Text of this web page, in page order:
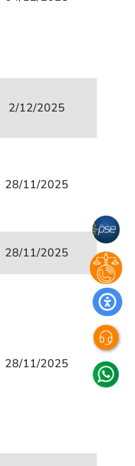
2/12/2025
28/11/2025
28/11/2025
28/11/2025